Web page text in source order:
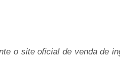
o site oficial de venda de